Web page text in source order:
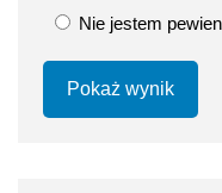
Nie jestem
Pokaż wynik